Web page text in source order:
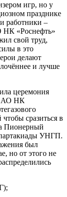
игр, но у
празднике
работники –
НК «Роснефть»
свой труд,
в это
делают
и лучше
церемония
ПАО НК
сразиться в
Пионерный
УНГП.
был
но от этого не